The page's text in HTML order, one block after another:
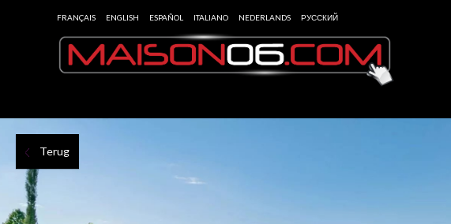
FRANÇAIS ENGLISH ESPAÑOL ITALIANO NEDERLANDS РУССКИЙ
Terug